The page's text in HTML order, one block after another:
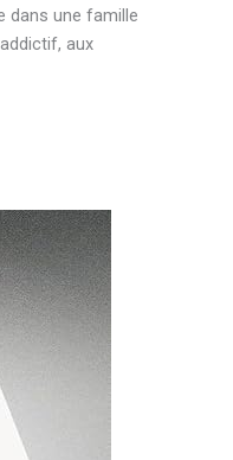
dans une famille
aux